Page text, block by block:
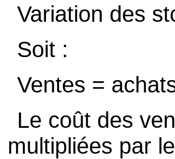
Variation des
Soit :
Ventes =
Le coût des
multipliées par